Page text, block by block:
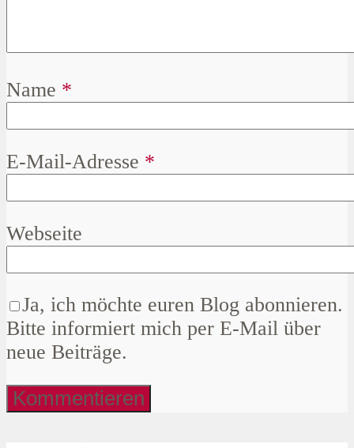
Name *
E-Mail-Adresse *
Webseite
Ja, ich möchte euren Blog abonnieren.
Bitte informiert mich per E-Mail über
neue Beiträge.